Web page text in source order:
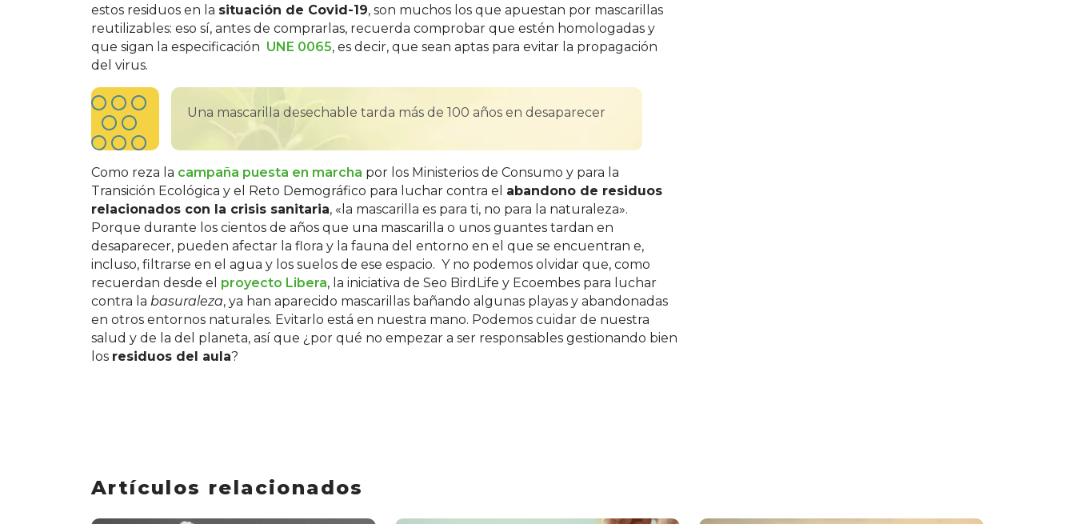
estos residuos en la situación de Covid-19, son muchos los que apuestan por mascarillas
reutilizables: eso sí, antes de comprarlas, recuerda comprobar que estén homologadas y
que sigan la especificación UNE 0065, es decir, que sean aptas para evitar la propagación
del virus.
Una mascarilla desechable tarda más de 100 años en desaparecer
Como reza la campaña puesta en marcha por los Ministerios de Consumo y para la
Transición Ecológica y el Reto Demográfico para luchar contra el abandono de residuos
relacionados con la crisis sanitaria, «la mascarilla es para ti, no para la naturaleza».
Porque durante los cientos de años que una mascarilla o unos guantes tardan en
desaparecer, pueden afectar la flora y la fauna del entorno en el que se encuentran e,
incluso, filtrarse en el agua y los suelos de ese espacio. Y no podemos olvidar que, como
recuerdan desde el proyecto Libera, la iniciativa de Seo BirdLife y Ecoembes para luchar
contra la basuraleza, ya han aparecido mascarillas bañando algunas playas y abandonadas
en otros entornos naturales. Evitarlo está en nuestra mano. Podemos cuidar de nuestra
salud y de la del planeta, así que ¿por qué no empezar a ser responsables gestionando bien
los residuos del aula?
Artículos relacionados